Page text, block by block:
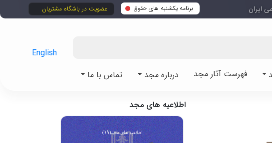
برنامه یکشنبه های حقوق عضویت در باشگاه مشتریان
فهرست آثار مجد درباره مجد تماس با ما
English
اطلاعیه های مجد